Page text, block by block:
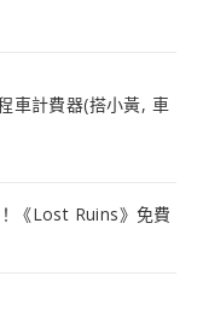
車計費器(搭小黃, 車
《Lost Ruins》免費